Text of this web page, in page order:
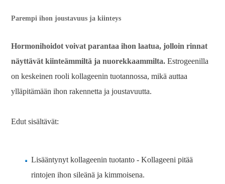
Parempi ihon joustavuus ja kiinteys
Hormonihoidot voivat parantaa ihon laatua, jolloin rinnat
näyttävät kiinteämmiltä ja nuorekkaammilta. Estrogeenilla
on keskeinen rooli kollageenin tuotannossa, mikä auttaa
ylläpitämään ihon rakennetta ja joustavuutta.
Edut sisältävät:
Lisääntynyt kollageenin tuotanto - Kollageeni pitää
rintojen ihon sileänä ja kimmoisena.